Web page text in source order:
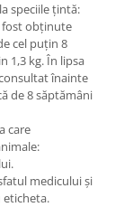
speciile țintă:
fost obținute
cel puțin 8
1,3 kg. În lipsa
înainte
de 8 săptămâni
care
medicului și